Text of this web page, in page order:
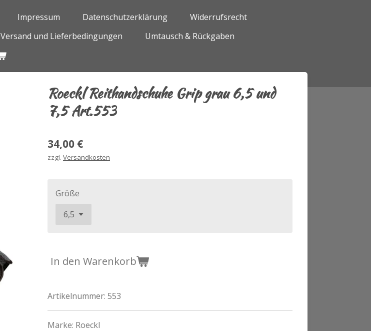
Impressum Datenschutzerklärung
Widerrufsrecht
Versand und Lieferbedingungen
Umtausch & Rückgaben
Roeckl Reithandschuhe Grip grau 6,5 und
7,5 Art.553
34,00 €
zzgl. Versandkosten
Größe
In den Warenkorb
Artikelnummer: 553
Marke: Roeckl